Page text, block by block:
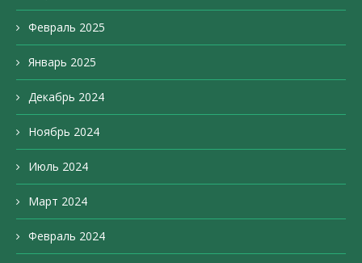
Февраль 2025
Январь 2025
Декабрь 2024
Ноябрь 2024
Июль 2024
Март 2024
Февраль 2024